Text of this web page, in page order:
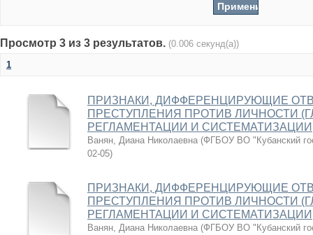
Просмотр 3 из 3 результатов. (0.006 секунд(а))
1
ПРИЗНАКИ, ДИФФЕРЕНЦИРУЮЩИЕ
ПРЕСТУПЛЕНИЯ ПРОТИВ ЛИЧНОСТИ
РЕГЛАМЕНТАЦИИ И СИСТЕМАТИЗАЦИИ
Ванян, Диана Николаевна (ФГБОУ ВО "Кубанский
02-05)
ПРИЗНАКИ, ДИФФЕРЕНЦИРУЮЩИЕ
ПРЕСТУПЛЕНИЯ ПРОТИВ ЛИЧНОСТИ
РЕГЛАМЕНТАЦИИ И СИСТЕМАТИЗАЦИИ
Ванян, Диана Николаевна (ФГБОУ ВО "Кубанский